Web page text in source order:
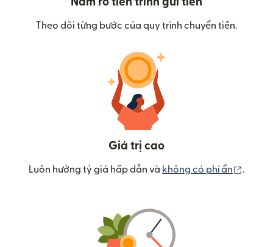
Theo dõi từng bước của quy trình chuyển tiền.
Giá trị cao
Luôn hưởng tỷ giá hấp dẫn và không có phí ẩn .